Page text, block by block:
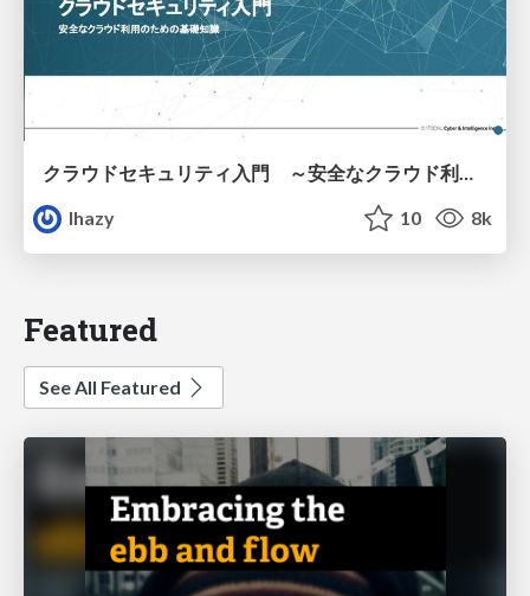
クラウドセキュリティ入門 ～安全なクラウド利用のための基礎知識～
lhazy
10 8k
Featured
See All Featured